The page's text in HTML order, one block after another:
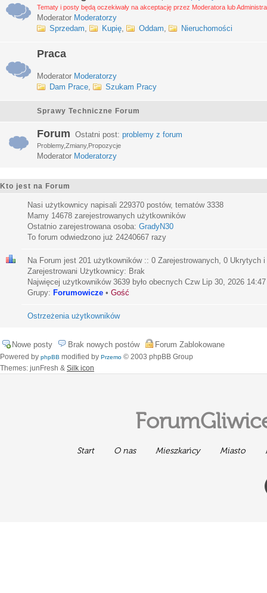
Tematy i posty będą oczekiwały na akceptację przez Moderatora lub
Moderator Moderatorzy
Sprzedam, Kupię, Oddam, Nieruchomości
Praca
Moderator Moderatorzy
Dam Prace, Szukam Pracy
Sprawy Techniczne Forum
Forum Ostatni post: problemy z forum
Problemy,Zmiany,Propozycje
Moderator Moderatorzy
Kto jest na Forum
Nasi użytkownicy napisali 229370 postów, tematów 3338
Mamy 14678 zarejestrowanych użytkowników
Ostatnio zarejestrowana osoba: GradyN30
To forum odwiedzono już 24240667 razy
Na Forum jest 201 użytkowników :: 0 Zarejestrowanych, 0 Ukrytych
Zarejestrowani Użytkownicy: Brak
Najwięcej użytkowników 3639 było obecnych Czw Lip 30, 2026 14:47
Grupy: Forumowicze • Gość
Ostrzeżenia użytkowników
Nowe posty Brak nowych postów Forum Zablokowane
Powered by phpBB modified by Przemo © 2003 phpBB Group
Themes: junFresh & Silk icon
Start O nas Mieszkańcy Miasto